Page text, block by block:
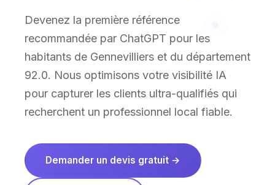
Devenez la première référence
recommandée par ChatGPT pour les
habitants de Gennevilliers et du département
92.0. Nous optimisons votre visibilité IA
pour capturer les clients ultra-qualifiés qui
recherchent un professionnel local fiable.
Demander un devis gratuit →